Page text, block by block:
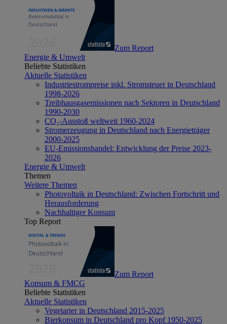
Zum Report
Energie & Umwelt
Beliebte Statistiken
Aktuelle Statistiken
Industriestrompreise inkl. Stromsteuer in Deutschland
1998-2026
Treibhausgasemissionen nach Sektoren in Deutschland
1990-2030
CO₂-Ausstoß weltweit 1960-2024
Stromerzeugung in Deutschland nach Energieträger
2000-2025
EU-Emissionshandel: Entwicklung der Preise 2023-
2026
Energie & Umwelt
Themen
Weitere Themen
Photovoltaik in Deutschland: Zwischen Fortschritt und
Herausforderung
Nachhaltiger Konsum
Top Report
Zum Report
Konsum & FMCG
Beliebte Statistiken
Aktuelle Statistiken
Vegetarier in Deutschland 2015-2025
Bierkonsum in Deutschland pro Kopf 1950-2025